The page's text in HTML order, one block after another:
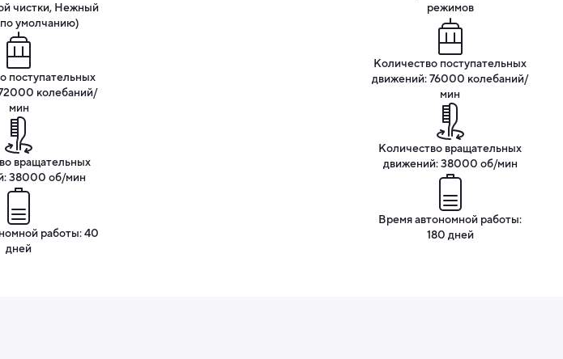
чистки, Нежный
умолчанию)
поступательных
колебаний/
мин
вращательных
38000 об/мин
работы: 40
дней
режимов
Количество поступательных
движений: 76000 колебаний/
мин
Количество вращательных
движений: 38000 об/мин
Время автономной работы:
180 дней